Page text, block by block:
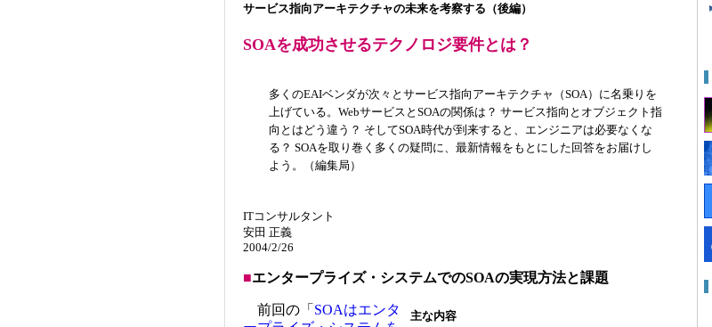
サービス指向アーキテクチャの未来を考察する （後編）
SOAを成功させるテクノロジ要件とは？
多くのEAIベンダが次々とサービス指向アーキテクチャ（SOA）に名乗りを
上げている。WebサービスとSOAの関係は？ サービス指向とオブジェクト指
向とはどう違う？ そしてSOA時代が到来すると、エンジニアは必要なくな
る？ SOAを取り巻く多くの疑問に、最新情報をもとにした回答をお届けし
よう。（編集局）
ITコンサルタント
安田 正義
2004/2/26
■エンタープライズ・システムでのSOAの実現方法と課題
主な内容
前回の「 SOAはエンタ